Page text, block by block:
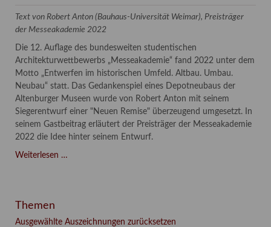
Text von Robert Anton (Bauhaus-Universität Weimar), Preisträger
der Messeakademie 2022
Die 12. Auflage des bundesweiten studentischen
Architekturwettbewerbs „Messeakademie“ fand 2022 unter dem
Motto „Entwerfen im historischen Umfeld. Altbau. Umbau.
Neubau“ statt. Das Gedankenspiel eines Depotneubaus der
Altenburger Museen wurde von Robert Anton mit seinem
Siegerentwurf einer "Neuen Remise" überzeugend umgesetzt. In
seinem Gastbeitrag erläutert der Preisträger der Messeakademie
2022 die Idee hinter seinem Entwurf.
Weiterlesen …
von
Themen
Ausgewählte Auszeichnungen zurücksetzen